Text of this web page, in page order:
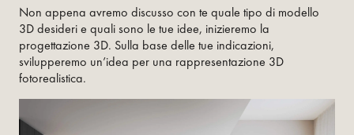
Non appena avremo discusso con te quale tipo di modello
3D desideri e quali sono le tue idee, inizieremo la
progettazione 3D. Sulla base delle tue indicazioni,
svilupperemo un’idea per una rappresentazione 3D
fotorealistica.